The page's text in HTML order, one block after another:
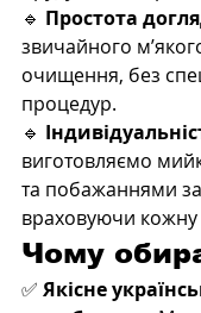
🔹 Простота
звичайного
очищення, без
процедур.
🔹
виготовляємо
та побажаннями
враховуючи кожну
Чому
✅ Якісне